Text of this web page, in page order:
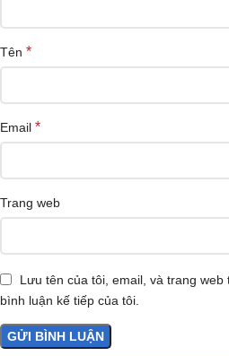
Tên *
Email *
Trang web
Lưu tên của tôi, email, và trang
bình luận kế tiếp của tôi.